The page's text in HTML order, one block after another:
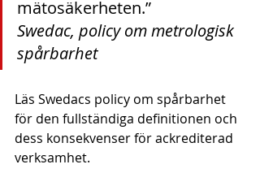
Swedac, policy om metrologisk
spårbarhet
Läs Swedacs policy om spårbarhet
för den fullständiga definitionen och
dess konsekvenser för ackrediterad
verksamhet.